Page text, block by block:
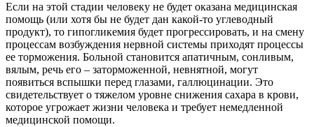
Если на этой стадии человеку не будет оказана медицинская
помощь (или хотя бы не будет дан какой-то углеводный
продукт), то гипогликемия будет прогрессировать, и на смену
процессам возбуждения нервной системы приходят процессы
ее торможения. Больной становится апатичным, сонливым,
вялым, речь его – заторможенной, невнятной, могут
появиться вспышки перед глазами, галлюцинации. Это
свидетельствует о тяжелом уровне снижения сахара в крови,
которое угрожает жизни человека и требует немедленной
медицинской помощи.